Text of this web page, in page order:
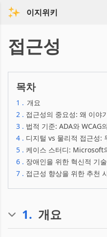
이지위키
접근성
목차
1 . 개요
2 . 접근성의 중요성: 왜 이야
3 . 법적 기준: ADA와 WCAG
4 . 디지털 vs 물리적 접근성:
5 . 케이스 스터디: Microsoft
6 . 장애인을 위한 혁신적 기
7 . 접근성 향상을 위한 추천
1. 개요